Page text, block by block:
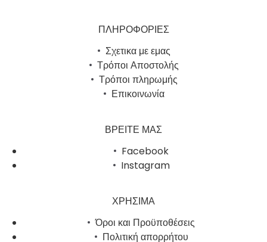
ΠΛΗΡΟΦΟΡΙΕΣ
Σχετικα με εμας
Τρόποι Αποστολής
Τρόποι πληρωμής
Επικοινωνία
ΒΡΕΙΤΕ ΜΑΣ
Facebook
Instagram
ΧΡΗΣΙΜΑ
Όροι και Προϋποθέσεις
Πολιτική απορρήτου